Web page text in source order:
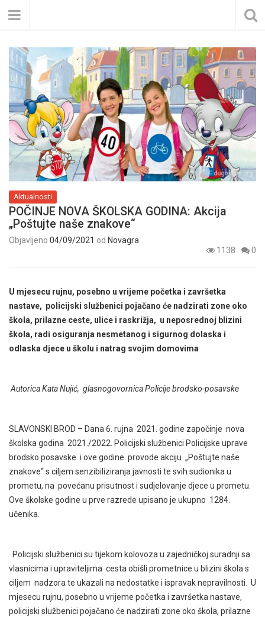
Aktualnosti
POČINJE NOVA ŠKOLSKA GODINA: Akcija
„Poštujte naše znakove“
Objavljeno 04/09/2021 od Novagra
1138
0
U mjesecu rujnu, posebno u vrijeme početka i završetka
nastave, policijski službenici pojačano će nadzirati zone oko
škola, prilazne ceste, ulice i raskrižja, u neposrednoj blizini
škola, radi osiguranja nesmetanog i sigurnog dolaska i
odlaska djece u školu i natrag svojim domovima
Autorica Kata Nujić, glasnogovornica Policije brodsko-posavske
SLAVONSKI BROD – Dana 6. rujna 2021. godine započinje nova
školska godina 2021./2022. Policijski službenici Policijske uprave
brodsko posavske i ove godine provode akciju „Poštujte naše
znakove“ s ciljem senzibiliziranja javnosti te svih sudionika u
prometu, na povećanu prisutnost i sudjelovanje djece u prometu.
Ove školske godine u prve razrede upisano je ukupno 1284.
učenika.
Policijski službenici su tijekom kolovoza u zajedničkoj suradnji sa
vlasnicima i upraviteljima cesta obišli prometnice u blizini škola s
ciljem nadzora te ukazali na nedostatke i ispravak nepravilnosti. U
mjesecu rujnu, posebno u vrijeme početka i završetka nastave,
policijski službenici pojačano će nadzirati zone oko škola, prilazne